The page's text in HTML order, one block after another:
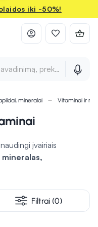
iki -50%!
prekės ženklą ir
mineralai Vitaminai ir
įvairiais
mineralas,
palaikyti, gali padėti
todėl magnio
gyvenantiems, tiek
Filtrai (0)